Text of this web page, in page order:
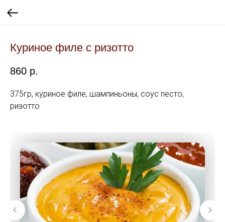
Куриное филе с ризотто
860 р.
375гр, куриное филе, шампиньоны, соус песто,
ризотто